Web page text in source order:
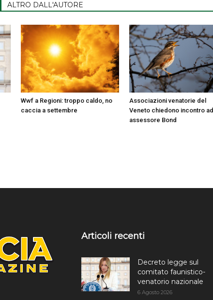
ALTRO DALL'AUTORE
Wwf a Regioni: troppo caldo, no
caccia a settembre
Associazioni venatorie del
Veneto chiedono incontro ad
assessore Bond
Articoli recenti
Decreto legge sul
comitato faunistico-
venatorio nazionale
6 Agosto 2026